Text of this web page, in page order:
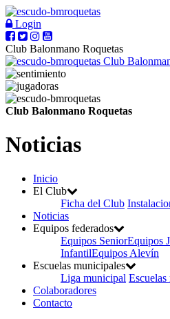
Login
Club Balonmano Roquetas
Club
Club Balonmano Roquetas
Noticias
Inicio
El Club
Ficha del Club
Noticias
Equipos federados
Equipos SeniorEquipos
InfantilEquipos Alevín
Escuelas municipales
Liga municipal
Colaboradores
Contacto